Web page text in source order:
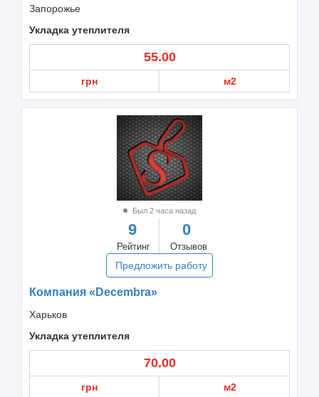
Запорожье
Укладка утеплителя
55.00
грн м2
Был 2 часа назад
9
Рейтинг
0
Отзывов
Предложить работу
Компания «Decembra»
Харьков
Укладка утеплителя
70.00
грн м2